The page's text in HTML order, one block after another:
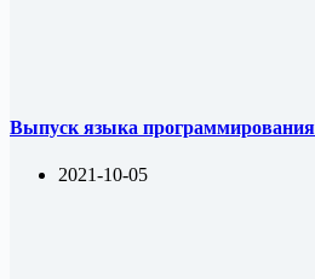
Выпуск языка
2021-10-05